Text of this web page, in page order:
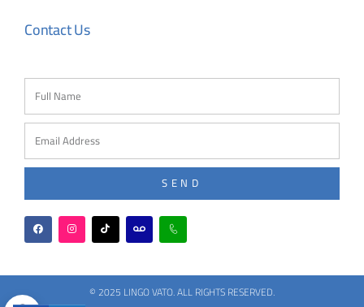
Contact Us
SEND
© 2025 LINGO VATO. ALL RIGHTS RESERVED.